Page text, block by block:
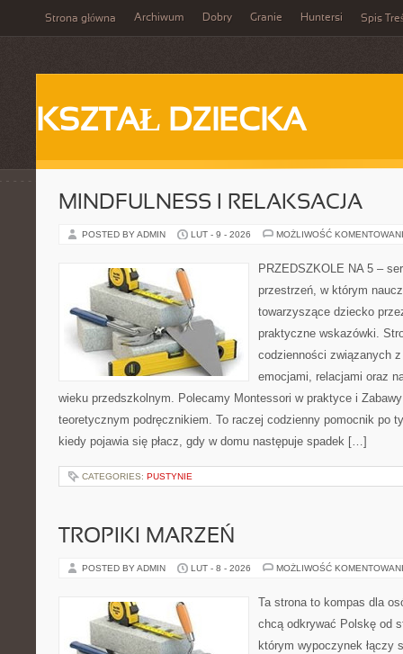
Strona główna Archiwum Dobry Granie Huntersi Spis
KSZTAŁ DZIECKA
MINDFULNESS I RELAKSACJA
POSTED BY ADMIN LUT - 9 - 2026 MOŻLIWOŚĆ
PRZEDSZKOLE NA 5 –
przestrzeń, w którym
towarzyszące dziecko
praktyczne wskazówki.
codzienności związanych
emocjami, relacjami oraz
wieku przedszkolnym. Polecamy Montessori w praktyce i
teoretycznym podręcznikiem. To raczej codzienny pomocnik po
kiedy pojawia się płacz, gdy w domu następuje spadek […]
CATEGORIES: PUSTYNIE
TROPIKI MARZEŃ
POSTED BY ADMIN LUT - 8 - 2026 MOŻLIWOŚĆ
Ta strona to kompas dla
chcą odkrywać Polskę od
którym wypoczynek łączy